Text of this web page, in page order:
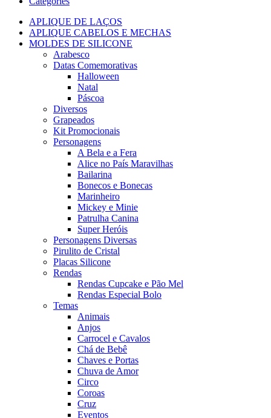
APLIQUE DE LAÇOS
APLIQUE CABELOS E MECHAS
MOLDES DE SILICONE
Arabesco
Datas Comemorativas
Halloween
Natal
Páscoa
Diversos
Grapeados
Kit Promocionais
Personagens
A Bela e a Fera
Alice no País Maravilhas
Bailarina
Bonecos e Bonecas
Marinheiro
Mickey e Minie
Patrulha Canina
Super Heróis
Personagens Diversas
Pirulito de Cristal
Placas Silicone
Rendas
Rendas Cupcake e Pão Mel
Rendas Especial Bolo
Temas
Animais
Anjos
Carrocel e Cavalos
Chá de Bebê
Chaves e Portas
Chuva de Amor
Circo
Coroas
Cruz
Eventos